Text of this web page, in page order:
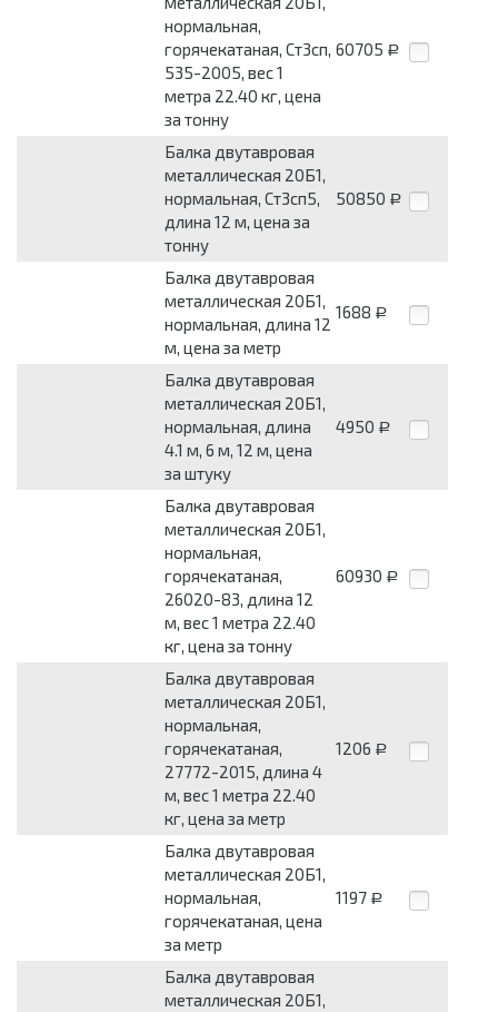
нормальная,
горячекатаная, Ст3сп,
535-2005, вес 1
метра 22.40 кг, цена
за тонну
60705 Р
Балка двутавровая
металлическая 20Б1,
нормальная, Ст3сп5,
длина 12 м, цена за
тонну
50850 Р
Балка двутавровая
металлическая 20Б1,
нормальная, длина 12
м, цена за метр
1688 Р
Балка двутавровая
металлическая 20Б1,
нормальная, длина
4.1 м, 6 м, 12 м, цена
за штуку
4950 Р
Балка двутавровая
металлическая 20Б1,
нормальная,
горячекатаная,
26020-83, длина 12
м, вес 1 метра 22.40
кг, цена за тонну
60930 Р
Балка двутавровая
металлическая 20Б1,
нормальная,
горячекатаная,
27772-2015, длина 4
м, вес 1 метра 22.40
кг, цена за метр
1206 Р
Балка двутавровая
металлическая 20Б1,
нормальная,
горячекатаная, цена
за метр
1197 Р
Балка двутавровая
металлическая 20Б1,